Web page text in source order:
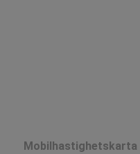
Mobilhastighetskarta